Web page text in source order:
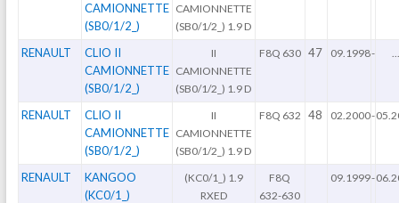
CAMIONNETTE
(SB0/1/2_)
CAMIONNETTE
(SB0/1/2_) 1.9 D
RENAULT
CLIO II
CAMIONNETTE
(SB0/1/2_)
II
CAMIONNETTE
(SB0/1/2_) 1.9 D
F8Q 630 47 09.1998- ...
RENAULT
CLIO II
CAMIONNETTE
(SB0/1/2_)
II
CAMIONNETTE
(SB0/1/2_) 1.9 D
F8Q 632 48 02.2000-
RENAULT
KANGOO
(KC0/1_)
(KC0/1_) 1.9
RXED
F8Q
632-630
09.1999-